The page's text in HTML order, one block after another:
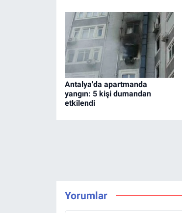
Antalya'da apartmanda
yangın: 5 kişi dumandan
etkilendi
Yorumlar